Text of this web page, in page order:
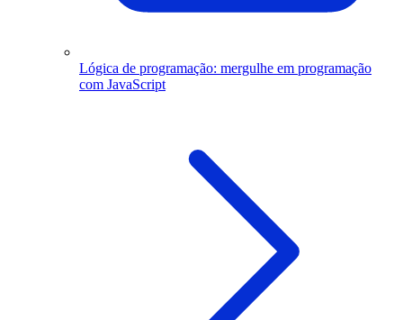
Lógica de programação: mergulhe em programação
com JavaScript